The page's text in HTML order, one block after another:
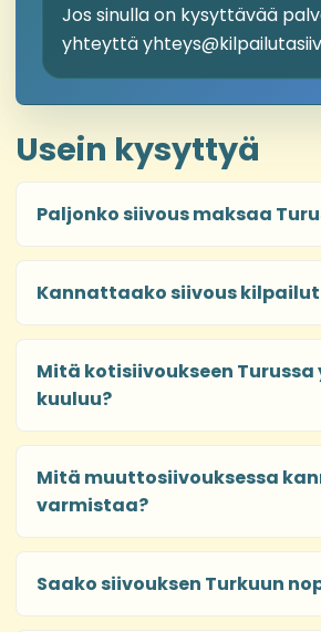
Jos sinulla on kysyttävää
yhteyttä
Usein kysyttyä
Paljonko siivous maksaa
Kannattaako siivous
Mitä kotisiivoukseen Turussa
kuuluu?
Mitä muuttosiivouksessa
varmistaa?
Saako siivouksen Turkuun